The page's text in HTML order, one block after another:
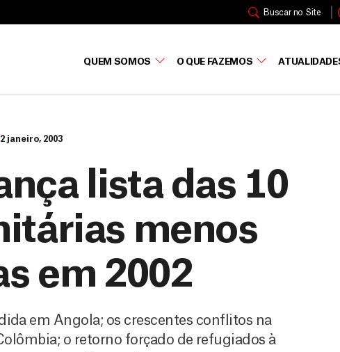
Buscar no Site
QUEM SOMOS O QUE FAZEMOS
2 janeiro, 2003
lista das 10
menos
em 2002
em Angola; os crescentes conflitos na
o retorno forçado de refugiados à